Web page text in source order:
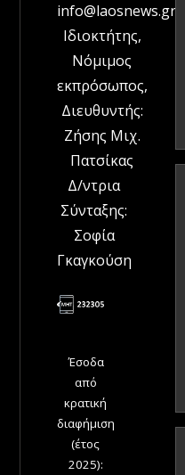
info@laosnews.gr
Ιδιοκτήτης,
Νόμιμος
εκπρόσωπος,
Διευθυντής:
Ζήσης Μιχ.
Πατσίκας
Δ/ντρια
Σύνταξης:
Σοφία
Γκαγκούση
Έσοδα
από
κρατική
διαφήμιση
(έτος
2025):